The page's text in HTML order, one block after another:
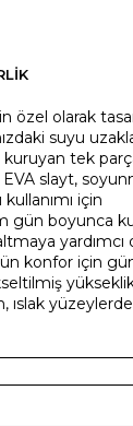
özel olarak
suyu
kuruyan tek
slayt,
için
gün boyunca
yardımcı
konfor için
ıslak